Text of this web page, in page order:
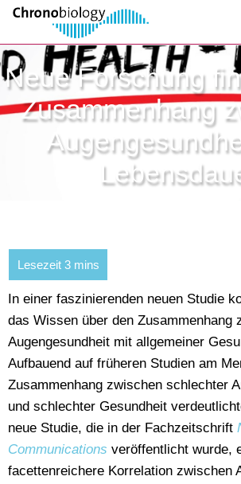
Neue Forschung
Zusammenhang
In einer faszinierenden neuen Studie
das Wissen über den Zusammenhang
Augengesundheit mit allgemeiner
Aufbauend auf früheren Studien am
Zusammenhang zwischen schlechter
und schlechter Gesundheit
neue Studie, die in der Fachzeitschrift
Communications veröffentlicht wurde,
facettenreichere Korrelation zwischen